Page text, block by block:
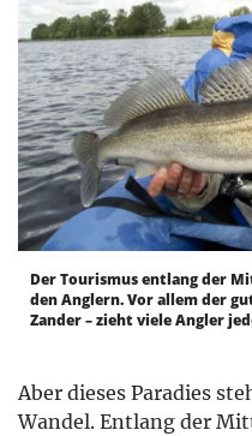
Der Tourismus entlang der
den Anglern. Vor allem der
Zander – zieht viele Angler
Aber dieses Paradies
Wandel. Entlang der